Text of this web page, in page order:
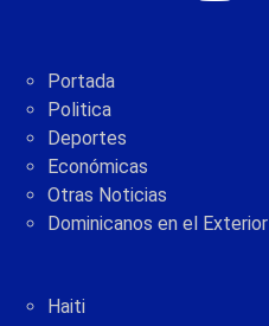
Portada
Politica
Deportes
Económicas
Otras Noticias
Dominicanos en el Exterior
Haiti